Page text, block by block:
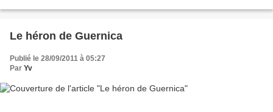
Le héron de Guernica
Publié le 28/09/2011 à 05:27
Par Yv